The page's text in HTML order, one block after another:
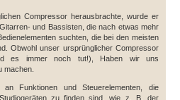
Compressor herausbrachte, wurde er
und Bassisten, die nach etwas mehr
suchten, die bei den meisten
Obwohl unser ursprünglicher Compressor
es immer noch tut!), Haben wir uns
machen.
Funktionen und Steuerelementen, die
zu finden sind, wie z. B. der